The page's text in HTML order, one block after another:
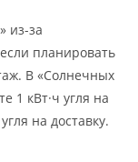
из-за
планировать
В «Солнечных
1 кВт·ч угля на
на доставку.